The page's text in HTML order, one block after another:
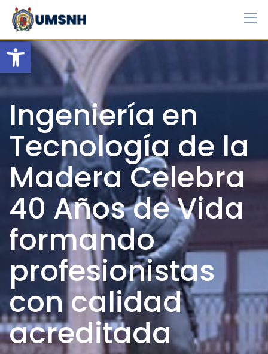
Open toolbar
Skip
content
Ingeniería en
Tecnología de la
Madera Celebra
40 Años de Vida
formando
profesionistas
con calidad
acreditada